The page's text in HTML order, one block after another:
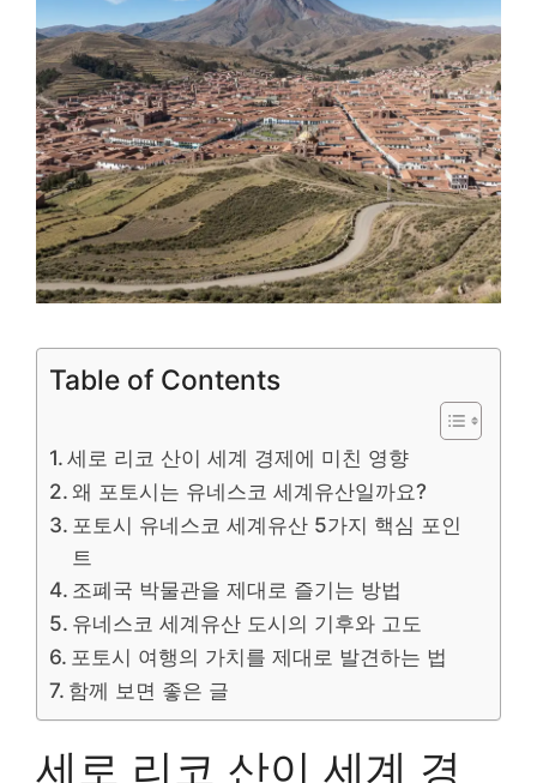
Table of Contents
세로 리코 산이 세계 경제에 미친 영향
왜 포토시는 유네스코 세계유산일까요?
포토시 유네스코 세계유산 5가지 핵심 포인
트
조폐국 박물관을 제대로 즐기는 방법
유네스코 세계유산 도시의 기후와 고도
포토시 여행의 가치를 제대로 발견하는 법
함께 보면 좋은 글
세로 리코 산이 세계 경